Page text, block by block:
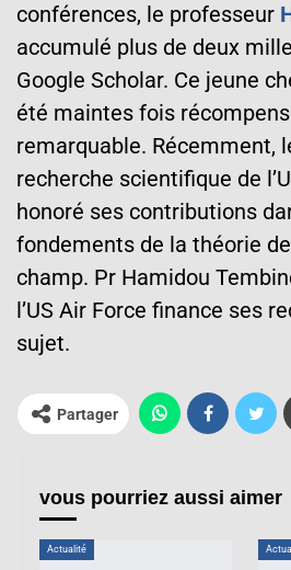
conférences, le professeur
accumulé plus de deux
Google Scholar. Ce jeune
été maintes fois
remarquable. Récemment,
recherche scientifique de
honoré ses contributions
fondements de la théorie
champ. Pr Hamidou
l’US Air Force finance ses
sujet.
Partager
vous pourriez aussi aimer
Actualité